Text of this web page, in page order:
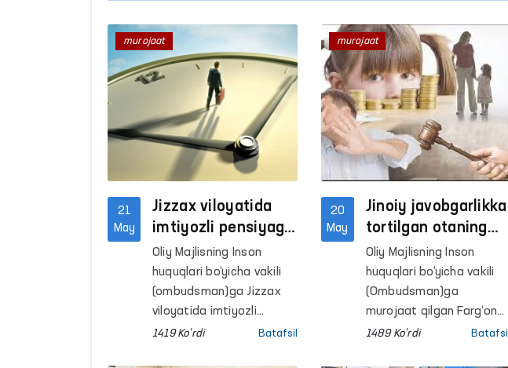
21
May
Jizzax viloyatida
imtiyozli pensiyaga
chiqishda
muammoga duch
kelgan fuqarolar
Ombudsmanga
murojaat qildi
Oliy Majlisning Inson
huquqlari bo‘yicha vakili
(ombudsman)ga Jizzax
viloyatida imtiyozli
pensiyaga chiqishda
1419 Ko'rdi Batafsil
murojaat
20
May
Jinoiy javobgarlikka
tortilgan otaning
aliment bo‘yicha
100 mln so‘mdan
ortiq qarzi
jamg‘arma
hisobidan qoplandi
Oliy Majlisning Inson
huquqlari bo‘yicha vakili
(Ombudsman)ga
murojaat qilgan Farg‘ona
viloyatilik fuqaro o‘zining
1489 Ko'rdi Batafsil
murojaat